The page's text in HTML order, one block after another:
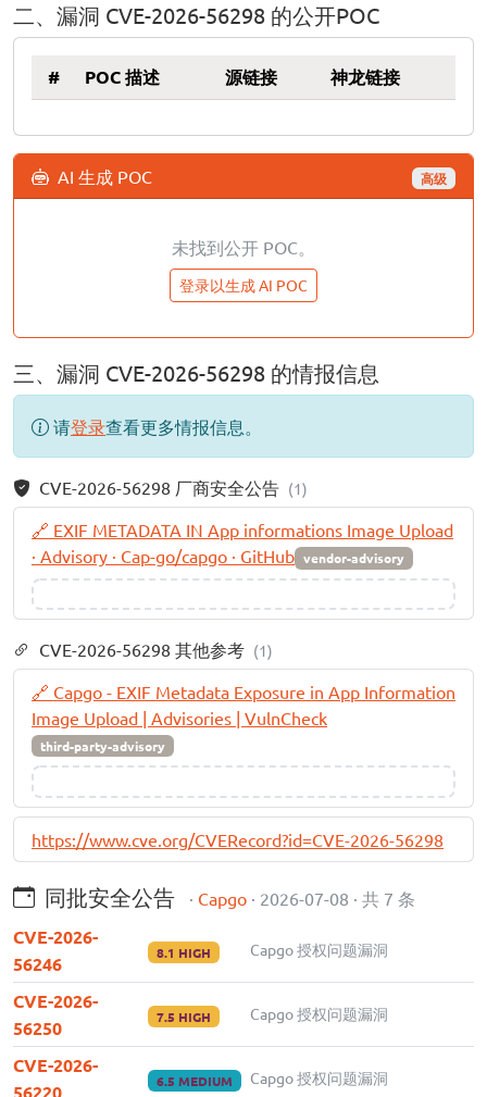
二、漏洞 CVE-2026-56298 的公开POC
# POC 描述 源链接 神龙链接
AI 生成 POC 高级
未找到公开 POC。
登录以生成 AI POC
三、漏洞 CVE-2026-56298 的情报信息
请登录查看更多情报信息。
CVE-2026-56298 厂商安全公告 (1)
🔗 EXIF METADATA IN App informations Image Upload
· Advisory · Cap-go/capgo · GitHub vendor-advisory
CVE-2026-56298 其他参考 (1)
🔗 Capgo - EXIF Metadata Exposure in App Information
Image Upload | Advisories | VulnCheck
third-party-advisory
https://www.cve.org/CVERecord?id=CVE-2026-56298
同批安全公告 · Capgo · 2026-07-08 · 共 7 条
CVE-2026-
56246
8.1 HIGH Capgo 授权问题漏洞
CVE-2026-
56250
7.5 HIGH Capgo 授权问题漏洞
CVE-2026-
56220
6.5 MEDIUM Capgo 授权问题漏洞